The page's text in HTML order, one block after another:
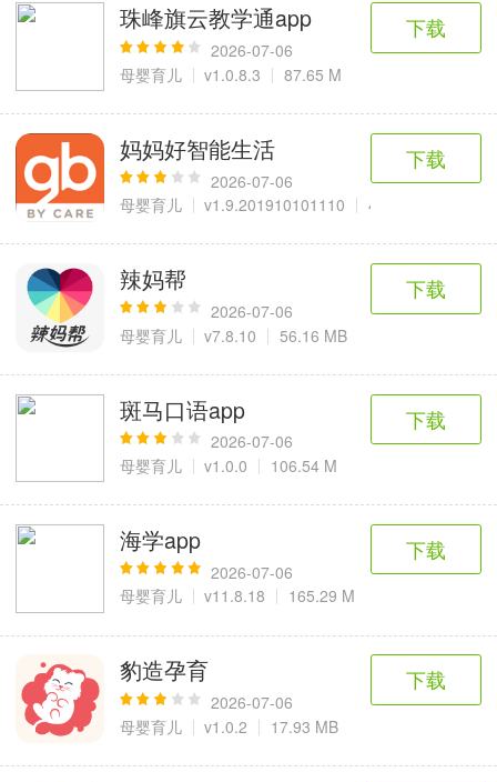
珠峰旗云教学通app
2026-07-06
母婴育儿
v1.0.8.3 87.65 M
下载
妈妈好智能生活
2026-07-06
母婴育儿
v1.9.201910101110 47.13 MB
下载
辣妈帮
2026-07-06
母婴育儿
v7.8.10 56.16 MB
下载
斑马口语app
2026-07-06
母婴育儿
v1.0.0 106.54 M
下载
海学app
2026-07-06
母婴育儿
v11.8.18 165.29 M
下载
豹造孕育
2026-07-06
母婴育儿
v1.0.2 17.93 MB
下载